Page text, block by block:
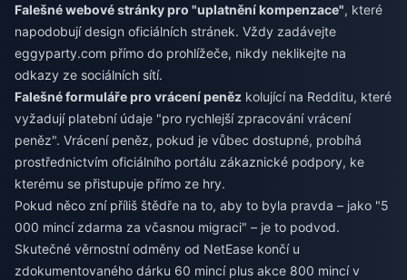
Falešné webové stránky pro "uplatnění kompenzace", které
napodobují design oficiálních stránek. Vždy zadávejte
eggyparty.com přímo do prohlížeče, nikdy neklikejte na
odkazy ze sociálních sítí.
Falešné formuláře pro vrácení peněz kolující na Redditu, které
vyžadují platební údaje "pro rychlejší zpracování vrácení
peněz". Vrácení peněz, pokud je vůbec dostupné, probíhá
prostřednictvím oficiálního portálu zákaznické podpory, ke
kterému se přistupuje přímo ze hry.
Pokud něco zní příliš štědře na to, aby to byla pravda – jako "5
000 mincí zdarma za včasnou migraci" – je to podvod.
Skutečné věrnostní odměny od NetEase končí u
zdokumentovaného dárku 60 mincí plus akce 800 mincí v